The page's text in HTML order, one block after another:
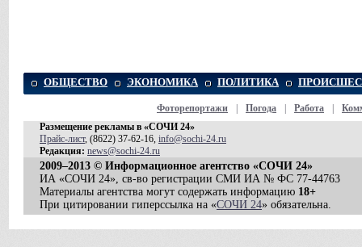
ОБЩЕСТВО ЭКОНОМИКА ПОЛИТИКА
Фоторепортажи Погода Работа
Размещение рекламы в «СОЧИ 24»
Прайс-лист, (8622) 37-62-16, info@sochi-24.ru
Редакция: news@sochi-24.ru
2009–2013 © Информационное агентство «СОЧИ 24»
ИА «СОЧИ 24», св-во регистрации СМИ ИА № ФС 77-44763
Материалы агентства могут содержать информацию 18+
При цитировании гиперссылка на «СОЧИ 24» обязательна.